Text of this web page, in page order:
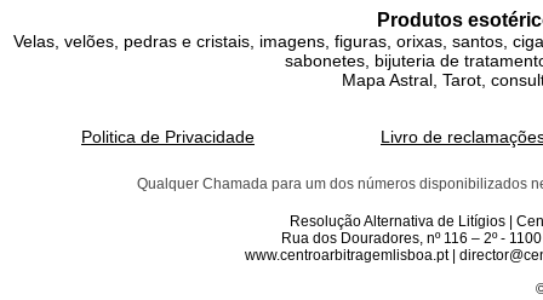
Produtos
Velas, velões, pedras e cristais, imagens, figuras, orixas, santos,
sabonetes, bijuteria de
Mapa Astral, Tarot,
Politica de Privacidade Livro de
Qualquer Chamada para um dos números disponibilizados
Resolução Alternativa de Litígios |
Rua dos Douradores, nº 116 – 2º -
www.centroarbitragemlisboa.pt |